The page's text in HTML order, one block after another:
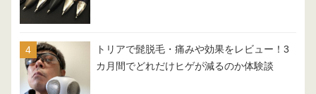
トリアで髭脱毛・痛みや効果をレビュー！3
カ月間でどれだけヒゲが減るのか体験談